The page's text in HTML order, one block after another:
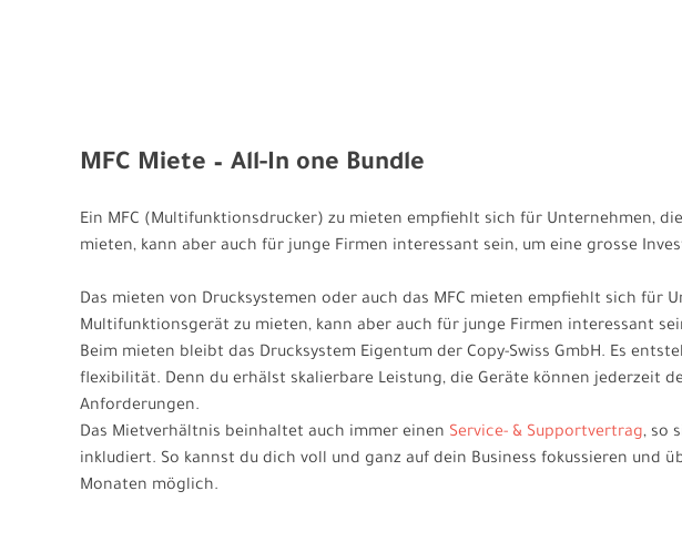
MFC Miete – All-In one Bundle
Ein MFC (Multifunktionsdrucker) zu mieten empfiehlt sich für Unternehmen,
mieten, kann aber auch für junge Firmen interessant sein, um eine grosse
Das mieten von Drucksystemen oder auch das MFC mieten empfiehlt sich
Multifunktionsgerät zu mieten, kann aber auch für junge Firmen interessant
Beim mieten bleibt das Drucksystem Eigentum der Copy-Swiss GmbH. Es
flexibilität. Denn du erhälst skalierbare Leistung, die Geräte können jederzeit
Anforderungen.
Das Mietverhältnis beinhaltet auch immer einen Service- & Supportvertrag, so
inkludiert. So kannst du dich voll und ganz auf dein Business fokussieren und
Monaten möglich.